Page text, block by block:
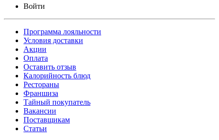
Войти
Программа лояльности
Условия доставки
Акции
Оплата
Оставить отзыв
Калорийность блюд
Рестораны
Франшиза
Тайный покупатель
Вакансии
Поставщикам
Статьи